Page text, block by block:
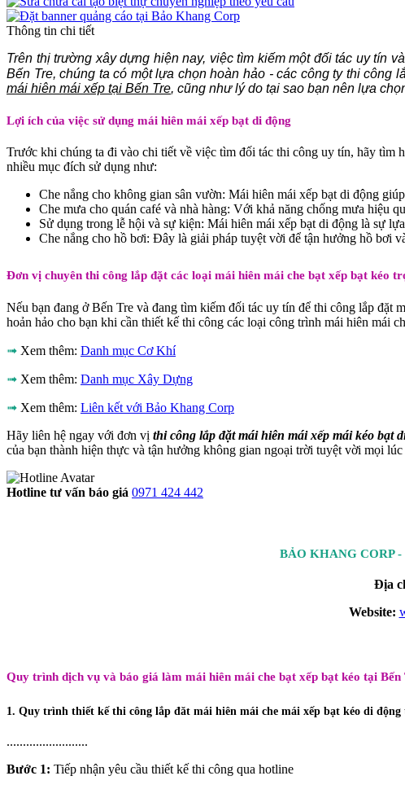
Thông tin chi tiết
Trên thị trường xây dựng hiện nay, việc tìm kiếm một đối tác uy tín
Bến Tre, chúng ta có một lựa chọn hoàn hảo - các công ty thi
mái hiên mái xếp tại Bến Tre, cũng như lý do tại sao bạn nên lựa
Lợi ích của việc sử dụng mái hiên mái xếp bạt di động
Trước khi chúng ta đi vào chi tiết về việc tìm đối tác thi công uy tín, hãy tìm
nhiều mục đích sử dụng như:
Che nắng cho không gian sân vườn: Mái hiên mái xếp bạt di động
Che mưa cho quán café và nhà hàng: Với khả năng chống mưa hiệu
Sử dụng trong lễ hội và sự kiện: Mái hiên mái xếp bạt di động là sự
Che nắng cho hồ bơi: Đây là giải pháp tuyệt vời để tận hưởng hồ bơi
Đơn vị chuyên thi công lắp đặt các loại mái hiên mái che bạt xếp bạt kéo
Nếu bạn đang ở Bến Tre và đang tìm kiếm đối tác uy tín để thi công lắp đặt
hoản hảo cho bạn khi cần thiết kế thi công các loại công trình mái hiên mái
➟ Xem thêm: Danh mục Cơ Khí
➟ Xem thêm: Danh mục Xây Dựng
➟ Xem thêm: Liên kết với Bảo Khang Corp
Hãy liên hệ ngay với đơn vị thi công lắp đặt mái hiên mái xếp mái kéo bạt
của bạn thành hiện thực và tận hưởng không gian ngoại trời tuyệt vời mọi
Hotline tư vấn báo giá 0971 424 442
BẢO KHANG CORP
Địa
Website:
Quy trình dịch vụ và báo giá làm mái hiên mái che bạt xếp bạt kéo tại Bến
1. Quy trình thiết kế thi công lắp đăt mái hiên mái che mái xếp bạt kéo di động
.........................
Bước 1: Tiếp nhận yêu cầu thiết kế thi công qua hotline